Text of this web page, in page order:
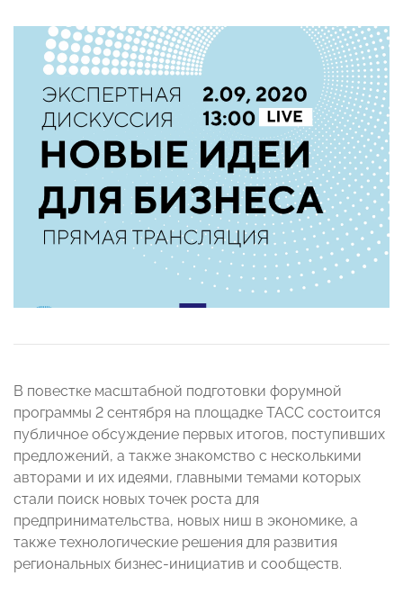
В повестке масштабной подготовки форумной
программы 2 сентября на площадке ТАСС состоится
публичное обсуждение первых итогов, поступивших
предложений, а также знакомство с несколькими
авторами и их идеями, главными темами которых
стали поиск новых точек роста для
предпринимательства, новых ниш в экономике, а
также технологические решения для развития
региональных бизнес-инициатив и сообществ.